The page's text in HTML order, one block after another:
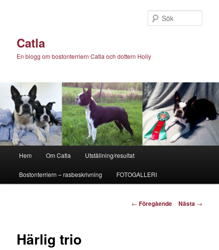
Catla
En blogg om bostonterriern Catla och dottern Holly
Hem Om Catla Utställning/resultat
Bostonterriern – rasbeskrivning FOTOGALLERI
Inläggsnavigering
← Föregående Nästa →
Härlig trio